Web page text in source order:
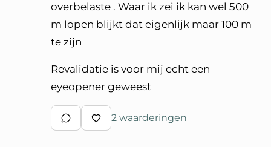
overbelaste . Waar ik zei ik kan wel 500
m lopen blijkt dat eigenlijk maar 100 m
te zijn
Revalidatie is voor mij echt een
eyeopener geweest
Schrijf een reactie
Waardeer reactie
2 waarderingen